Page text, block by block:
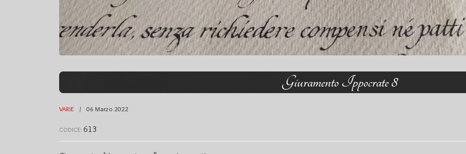
Giuramento Ippocrate 8
VARIE 06 Marzo 2022
CODICE: 613